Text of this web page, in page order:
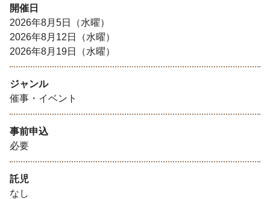
開催日
2026年8月5日（水曜）
2026年8月12日（水曜）
2026年8月19日（水曜）
ジャンル
催事・イベント
事前申込
必要
託児
なし